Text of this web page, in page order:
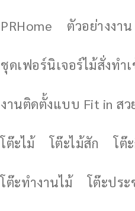
PRHome ตัวอย่างงา
ชุดเฟอร์นิเจอร์ไม้สั่งทำ
งานติดตั้งแบบ Fit in ส
โต๊ะไม้ โต๊ะไม้สัก โต๊
โต๊ะทำงานไม้ โต๊ะประ